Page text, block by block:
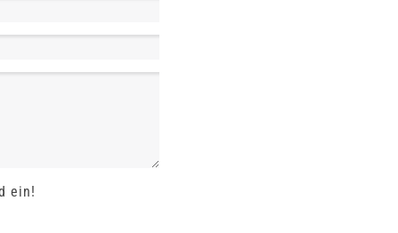
ein!